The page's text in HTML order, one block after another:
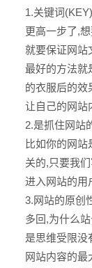
1.关键词
更高一步了,
就要保证网站
最好的方法就
的衣服后的效
让自己的网站
2.是抓住网站
比如你的网
关的,只要我
进入网站的用
3.网站的原创
多回,为什么
是思维受限没
网站内容的最